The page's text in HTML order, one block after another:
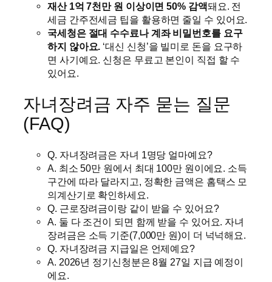
재산 1억 7천만 원 이상이면 50% 감액돼요. 전
세금 간주전세금 팁을 활용하면 줄일 수 있어요.
국세청은 절대 수수료나 계좌 비밀번호를 요구
하지 않아요. ‘대신 신청’을 빌미로 돈을 요구하
면 사기예요. 신청은 무료고 본인이 직접 할 수
있어요.
자녀장려금 자주 묻는 질문
(FAQ)
Q. 자녀장려금은 자녀 1명당 얼마예요?
A. 최소 50만 원에서 최대 100만 원이에요. 소득
구간에 따라 달라지고, 정확한 금액은 홈택스 모
의계산기로 확인하세요.
Q. 근로장려금이랑 같이 받을 수 있어요?
A. 둘 다 조건이 되면 함께 받을 수 있어요. 자녀
장려금은 소득 기준(7,000만 원)이 더 넉넉해요.
Q. 자녀장려금 지급일은 언제예요?
A. 2026년 정기신청분은 8월 27일 지급 예정이
에요.